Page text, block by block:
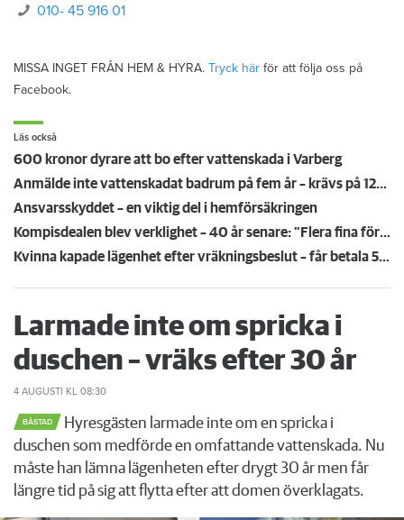
010- 45 916 01
MISSA INGET FRÅN HEM & HYRA. Tryck här för att följa oss på
Facebook.
Läs också
600 kronor dyrare att bo efter vattenskada i Varberg
Anmälde inte vattenskadat badrum på fem år – krävs på 125 000 kronor
Ansvarsskyddet – en viktig del i hemförsäkringen
Kompisdealen blev verklighet – 40 år senare: "Flera fina fördelar med att dela bostad"
Kvinna kapade lägenhet efter vräkningsbeslut – får betala 50 000
Larmade inte om spricka i
duschen – vräks efter 30 år
4 AUGUSTI KL 08:30
BÅSTAD
Hyresgästen larmade inte om en spricka i
duschen som medförde en omfattande vattenskada. Nu
måste han lämna lägenheten efter drygt 30 år men får
längre tid på sig att flytta efter att domen överklagats.